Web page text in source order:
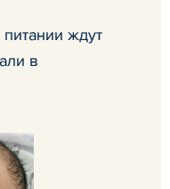
ждут
в